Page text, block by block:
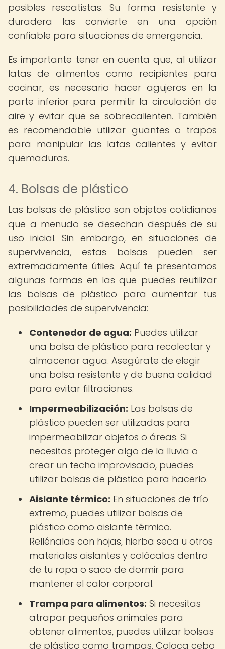
posibles rescatistas. Su forma resistente y
duradera las convierte en una opción
confiable para situaciones de emergencia.
Es importante tener en cuenta que, al utilizar
latas de alimentos como recipientes para
cocinar, es necesario hacer agujeros en la
parte inferior para permitir la circulación de
aire y evitar que se sobrecalienten. También
es recomendable utilizar guantes o trapos
para manipular las latas calientes y evitar
quemaduras.
4. Bolsas de plástico
Las bolsas de plástico son objetos cotidianos
que a menudo se desechan después de su
uso inicial. Sin embargo, en situaciones de
supervivencia, estas bolsas pueden ser
extremadamente útiles. Aquí te presentamos
algunas formas en las que puedes reutilizar
las bolsas de plástico para aumentar tus
posibilidades de supervivencia:
Contenedor de agua: Puedes utilizar
una bolsa de plástico para recolectar y
almacenar agua. Asegúrate de elegir
una bolsa resistente y de buena calidad
para evitar filtraciones.
Impermeabilización: Las bolsas de
plástico pueden ser utilizadas para
impermeabilizar objetos o áreas. Si
necesitas proteger algo de la lluvia o
crear un techo improvisado, puedes
utilizar bolsas de plástico para hacerlo.
Aislante térmico: En situaciones de frío
extremo, puedes utilizar bolsas de
plástico como aislante térmico.
Rellénalas con hojas, hierba seca u otros
materiales aislantes y colócalas dentro
de tu ropa o saco de dormir para
mantener el calor corporal.
Trampa para alimentos: Si necesitas
atrapar pequeños animales para
obtener alimentos, puedes utilizar bolsas
de plástico como trampas. Coloca cebo